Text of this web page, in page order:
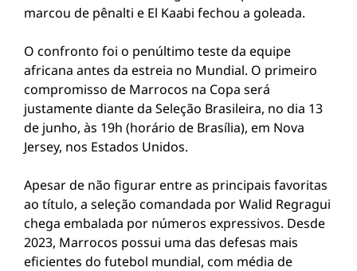
marcou de pênalti e El Kaabi fechou a goleada.
O confronto foi o penúltimo teste da equipe
africana antes da estreia no Mundial. O primeiro
compromisso de Marrocos na Copa será
justamente diante da Seleção Brasileira, no dia 13
de junho, às 19h (horário de Brasília), em Nova
Jersey, nos Estados Unidos.
Apesar de não figurar entre as principais favoritas
ao título, a seleção comandada por Walid Regragui
chega embalada por números expressivos. Desde
2023, Marrocos possui uma das defesas mais
eficientes do futebol mundial, com média de